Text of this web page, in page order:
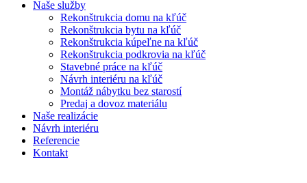
Naše služby
Rekonštrukcia domu na kľúč
Rekonštrukcia bytu na kľúč
Rekonštrukcia kúpeľne na kľúč
Rekonštrukcia podkrovia na kľúč
Stavebné práce na kľúč
Návrh interiéru na kľúč
Montáž nábytku bez starostí
Predaj a dovoz materiálu
Naše realizácie
Návrh interiéru
Referencie
Kontakt